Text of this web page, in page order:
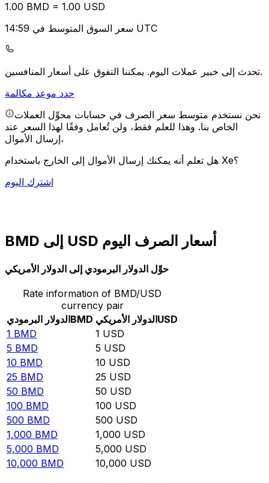
1.00 BMD = 1.00 USD
سعر السوق المتوسط في 14:59 UTC
تحدث إلى خبير عملات اليوم.يمكننا التفوق على أسعار المنافسين.
حدد موعد مكالمة
نحن نستخدم متوسط سعر الصرف في حسابات محوِّل العملات
الخاص بنا. وهذا للعلم فقط، ولن تُعامل وفقًا لهذا السعر عند
إرسال الأموال،
هل تعلم أنه يمكنك إرسال الأموال إلى الخارج باستخدام Xe؟
اشترك اليوم
BMD إلى USD أسعار الصرف اليوم
حوِّل الدولار البرمودي إلى الدولار الأمريكي
Rate information of BMD/USD
currency pair
الدولار البرموديBMD الدولار الأمريكيUSD
1 BMD 1 USD
5 BMD 5 USD
10 BMD 10 USD
25 BMD 25 USD
50 BMD 50 USD
100 BMD 100 USD
500 BMD 500 USD
1,000 BMD 1,000 USD
5,000 BMD 5,000 USD
10,000 BMD 10,000 USD